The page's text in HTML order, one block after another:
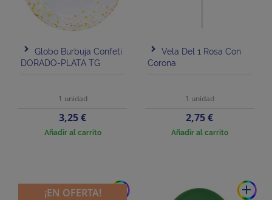
Globo Burbuja Confeti
DORADO-PLATA TG
1 unidad
Precio
3,25 €
Añadir al carrito
Vela Del 1 Rosa Con
Corona
1 unidad
Precio
2,75 €
Añadir al carrito
add
¡EN OFERTA!
add